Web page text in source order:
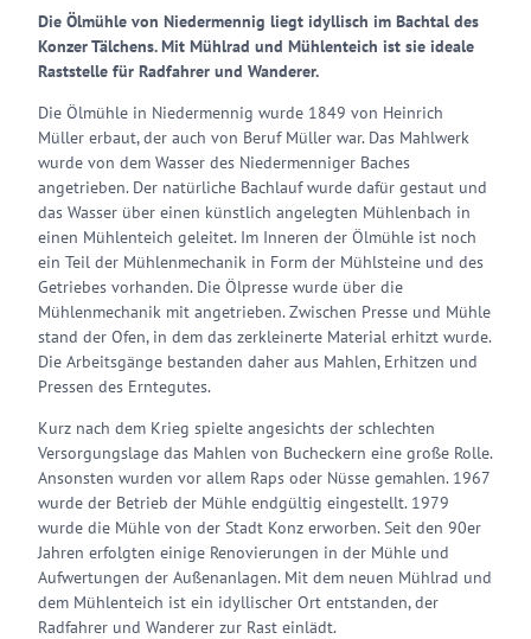
Die Ölmühle von Niedermennig liegt idyllisch im Bachtal des
Konzer Tälchens. Mit Mühlrad und Mühlenteich ist sie ideale
Raststelle für Radfahrer und Wanderer.
Die Ölmühle in Niedermennig wurde 1849 von Heinrich
Müller erbaut, der auch von Beruf Müller war. Das Mahlwerk
wurde von dem Wasser des Niedermenniger Baches
angetrieben. Der natürliche Bachlauf wurde dafür gestaut und
das Wasser über einen künstlich angelegten Mühlenbach in
einen Mühlenteich geleitet. Im Inneren der Ölmühle ist noch
ein Teil der Mühlenmechanik in Form der Mühlsteine und des
Getriebes vorhanden. Die Ölpresse wurde über die
Mühlenmechanik mit angetrieben. Zwischen Presse und Mühle
stand der Ofen, in dem das zerkleinerte Material erhitzt wurde.
Die Arbeitsgänge bestanden daher aus Mahlen, Erhitzen und
Pressen des Erntegutes.
Kurz nach dem Krieg spielte angesichts der schlechten
Versorgungslage das Mahlen von Bucheckern eine große Rolle.
Ansonsten wurden vor allem Raps oder Nüsse gemahlen. 1967
wurde der Betrieb der Mühle endgültig eingestellt. 1979
wurde die Mühle von der Stadt Konz erworben. Seit den 90er
Jahren erfolgten einige Renovierungen in der Mühle und
Aufwertungen der Außenanlagen. Mit dem neuen Mühlrad und
dem Mühlenteich ist ein idyllischer Ort entstanden, der
Radfahrer und Wanderer zur Rast einlädt.